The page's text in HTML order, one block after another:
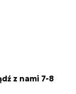
z nami 7-8